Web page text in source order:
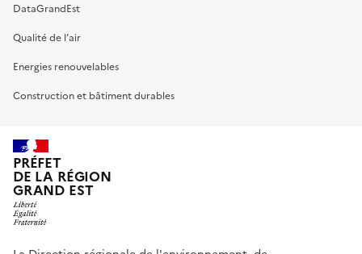
DataGrandEst
Qualité de l’air
Energies renouvelables
Construction et bâtiment durables
PRÉFET
DE LA RÉGION
GRAND EST